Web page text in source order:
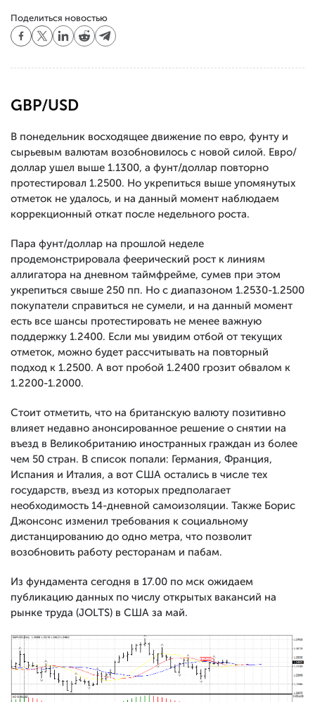
Поделиться новостью
GBP/USD
В понедельник восходящее движение по евро, фунту и
сырьевым валютам возобновилось с новой силой. Евро/
доллар ушел выше 1.1300, а фунт/доллар повторно
протестировал 1.2500. Но укрепиться выше упомянутых
отметок не удалось, и на данный момент наблюдаем
коррекционный откат после недельного роста.
Пара фунт/доллар на прошлой неделе
продемонстрировала феерический рост к линиям
аллигатора на дневном таймфрейме, сумев при этом
укрепиться свыше 250 пп. Но с диапазоном 1.2530-1.2500
покупатели справиться не сумели, и на данный момент
есть все шансы протестировать не менее важную
поддержку 1.2400. Если мы увидим отбой от текущих
отметок, можно будет рассчитывать на повторный
подход к 1.2500. А вот пробой 1.2400 грозит обвалом к
1.2200-1.2000.
Стоит отметить, что на британскую валюту позитивно
влияет недавно анонсированное решение о снятии на
въезд в Великобританию иностранных граждан из более
чем 50 стран. В список попали: Германия, Франция,
Испания и Италия, а вот США остались в числе тех
государств, въезд из которых предполагает
необходимость 14-дневной самоизоляции. Также Борис
Джонсонс изменил требования к социальному
дистанцированию до одно метра, что позволит
возобновить работу ресторанам и пабам.
Из фундамента сегодня в 17.00 по мск ожидаем
публикацию данных по числу открытых вакансий на
рынке труда (JOLTS) в США за май.